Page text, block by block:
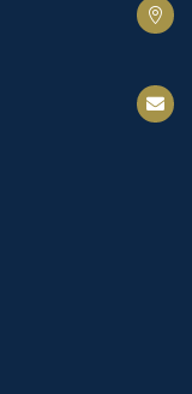

